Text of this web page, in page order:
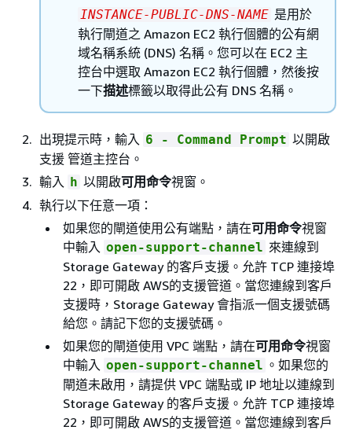
INSTANCE-PUBLIC-DNS-NAME 是用於
執行閘道之 Amazon EC2 執行個體的公有網
域名稱系統 (DNS) 名稱。您可以在 EC2 主
控台中選取 Amazon EC2 執行個體，然後按
一下描述標籤以取得此公有 DNS 名稱。
出現提示時，輸入 6 - Command Prompt 以開啟
支援 管道主控台。
輸入 h 以開啟可用命令視窗。
執行以下任意一項：
如果您的閘道使用公有端點，請在可用命令視窗
中輸入 open-support-channel 來連線到
Storage Gateway 的客戶支援。允許 TCP 連接埠
22，即可開啟 AWS的支援管道。當您連線到客戶
支援時，Storage Gateway 會指派一個支援號碼
給您。請記下您的支援號碼。
如果您的閘道使用 VPC 端點，請在可用命令視窗
中輸入 open-support-channel 。如果您的
閘道未啟用，請提供 VPC 端點或 IP 地址以連線到
Storage Gateway 的客戶支援。允許 TCP 連接埠
22，即可開啟 AWS的支援管道。當您連線到客戶